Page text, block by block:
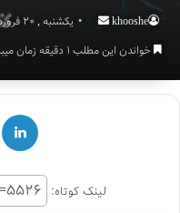
khooshe
Send
an
یکشنبه , 20 فروردین 1402
خواندن این مطلب 1 دقیقه زمان میبرد
لینکدین
لینک کوتاه: